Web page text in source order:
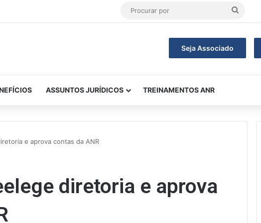
Seja Associado
ASSUNTOS JURÍDICOS TREINAMENTOS ANR
e aprova contas da ANR
diretoria e aprova